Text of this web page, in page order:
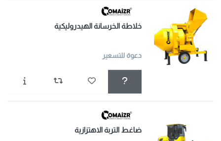
خلاطة الخرسانة الهيدروليكية
دعوة للتسعير
ضاغط التربة الاهتزازية